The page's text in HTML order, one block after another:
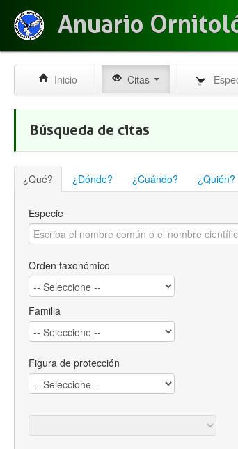
Anuario
Inicio Citas
Búsqueda de citas
¿Qué? ¿Dónde? ¿Cuándo? ¿Quién?
Especie
Orden taxonómico
Familia
Figura de protección